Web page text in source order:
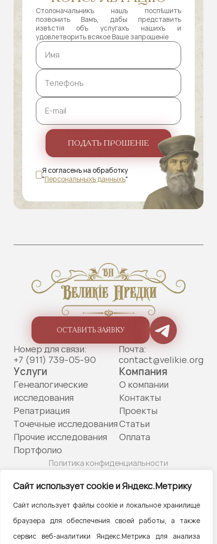
Сайт использует cookie и Яндекс.Метрику
Сайт использует файлы cookie и локальное хранилище
браузера для обеспечения своей работы, а также
сервис веб-аналитики Яндекс.Метрика для анализа
Столоначальникъ нашъ поспѣшитъ
позвонить Вамъ, дабы представить
извѣстія объ услугахъ нашихъ и
удовлетворить всякое Ваше запрошеніе
ПОДАТЬ ПРОШЕНІЕ
Я согласенъ на обработку
"Персональныхъ данныхъ"
ОСТАВИТЬ ЗАЯВКУ
Номер для связи:
+7 (911) 739-05-90
Почта:
contact@velikie.org
Услуги
Генеалогические
исследования
Репатриация
Точечные исследования
Прочие исследования
Портфолио
Компания
О компании
Контакты
Проекты
Статьи
Оплата
Политика конфиденциальности
ИНН 783901005049
Копирование любых материалов с этого сайта разрешено
только с указанием ссылки на соответствующую страницу,